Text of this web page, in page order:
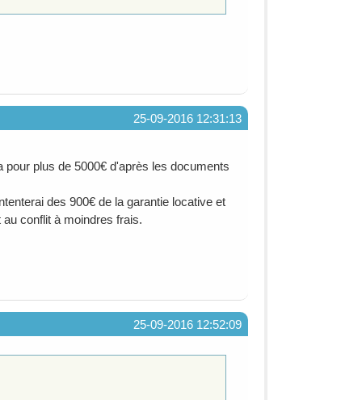
25-09-2016 12:31:13
plus de 5000€ d'après les documents
des 900€ de la garantie locative et
conflit à moindres frais.
25-09-2016 12:52:09